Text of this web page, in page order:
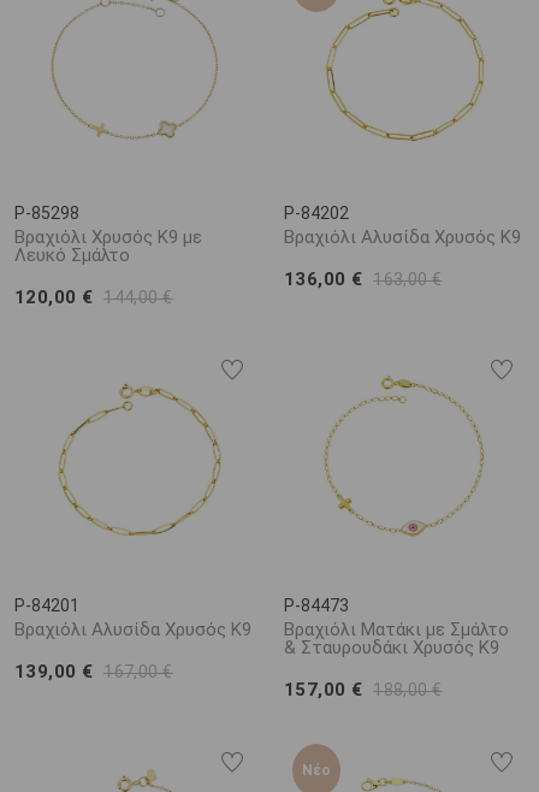
P-85298
Βραχιόλι Χρυσός K9 με
Λευκό Σμάλτο
120,00 € 144,00 €
P-84202
Βραχιόλι Αλυσίδα Χρυσός K9
136,00 € 163,00 €
P-84201
Βραχιόλι Αλυσίδα Χρυσός K9
139,00 € 167,00 €
P-84473
Βραχιόλι Ματάκι με Σμάλτο
& Σταυρουδάκι Χρυσός K9
157,00 € 188,00 €
Νέο